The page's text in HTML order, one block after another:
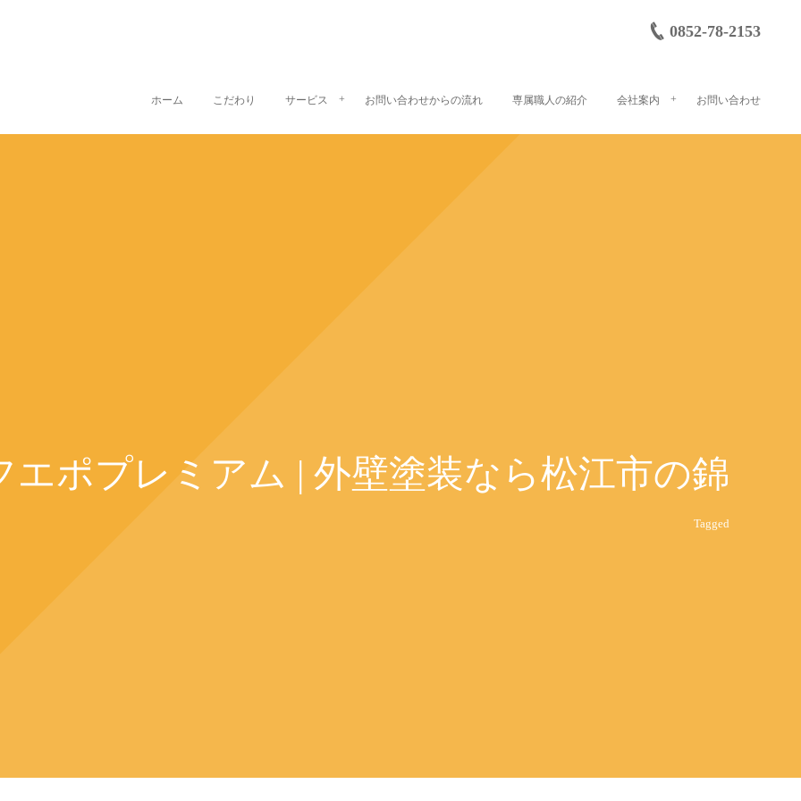
0852-78-2153
ホーム こだわり サービス お問い合わせからの流れ 専属職人の紹介 会社案内 お問い合わせ
エポプレミアム | 外壁塗装なら松江市の錦
Tagged